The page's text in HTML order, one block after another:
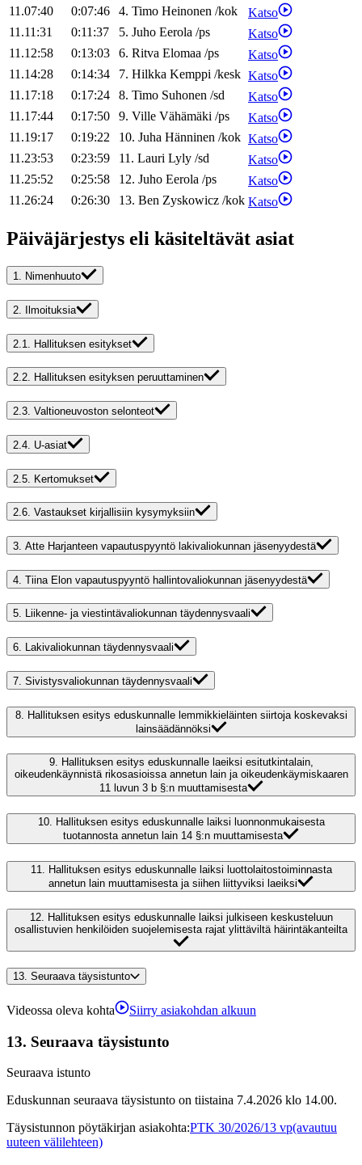
11.07:40
0:07:46 4. Timo Heinonen /kok
Katso
11.11:31
0:11:37 5. Juho Eerola /ps
Katso
11.12:58
0:13:03 6. Ritva Elomaa /ps
Katso
11.14:28
0:14:34 7. Hilkka Kemppi /kesk Katso
11.17:18
0:17:24 8. Timo Suhonen /sd
Katso
11.17:44
0:17:50 9. Ville Vähämäki /ps
Katso
11.19:17
0:19:22 10. Juha Hänninen /kok Katso
11.23:53
0:23:59 11. Lauri Lyly /sd
Katso
11.25:52
0:25:58 12. Juho Eerola /ps
Katso
11.26:24
0:26:30 13. Ben Zyskowicz /kok Katso
Päiväjärjestys eli käsiteltävät asiat
1. Nimenhuuto
2. Ilmoituksia
2.1. Hallituksen esitykset
2.2. Hallituksen esityksen peruuttaminen
2.3. Valtioneuvoston selonteot
2.4. U-asiat
2.5. Kertomukset
2.6. Vastaukset kirjallisiin kysymyksiin
3. Atte Harjanteen vapautuspyyntö lakivaliokunnan jäsenyydestä
4. Tiina Elon vapautuspyyntö hallintovaliokunnan jäsenyydestä
5. Liikenne- ja viestintävaliokunnan täydennysvaali
6. Lakivaliokunnan täydennysvaali
7. Sivistysvaliokunnan täydennysvaali
8. Hallituksen esitys eduskunnalle lemmikkieläinten siirtoja koskevaksi
lainsäädännöksi
9. Hallituksen esitys eduskunnalle laeiksi esitutkintalain,
oikeudenkäynnistä rikosasioissa annetun lain ja oikeudenkäymiskaaren
11 luvun 3 b §:n muuttamisesta
10. Hallituksen esitys eduskunnalle laiksi luonnonmukaisesta
tuotannosta annetun lain 14 §:n muuttamisesta
11.
Hallituksen esitys eduskunnalle laiksi luottolaitostoiminnasta
annetun lain muuttamisesta ja siihen liittyviksi laeiksi
12. Hallituksen esitys eduskunnalle laiksi julkiseen keskusteluun
osallistuvien henkilöiden suojelemisesta rajat ylittäviltä häirintäkanteilta
13. Seuraava täysistunto
Videossa oleva kohta Siirry asiakohdan alkuun
13. Seuraava täysistunto
Seuraava istunto
Eduskunnan seuraava täysistunto on tiistaina 7.4.2026 klo 14.00.
Täysistunnon pöytäkirjan asiakohta:PTK 30/2026/13 vp(avautuu
uuteen välilehteen)